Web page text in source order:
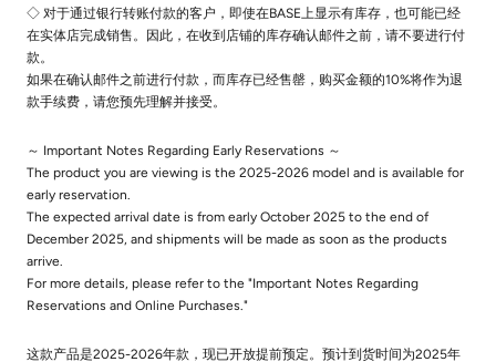
◇ 对于通过银行转账付款的客户，即使在BASE上显示有库存，也可能已经
在实体店完成销售。因此，在收到店铺的库存确认邮件之前，请不要进行付
款。
如果在确认邮件之前进行付款，而库存已经售罄，购买金额的10%将作为退
款手续费，请您预先理解并接受。
～ Important Notes Regarding Early Reservations ～
The product you are viewing is the 2025-2026 model and is available for
early reservation.
The expected arrival date is from early October 2025 to the end of
December 2025, and shipments will be made as soon as the products
arrive.
For more details, please refer to the "Important Notes Regarding
Reservations and Online Purchases."
这款产品是2025-2026年款，现已开放提前预定。预计到货时间为2025年